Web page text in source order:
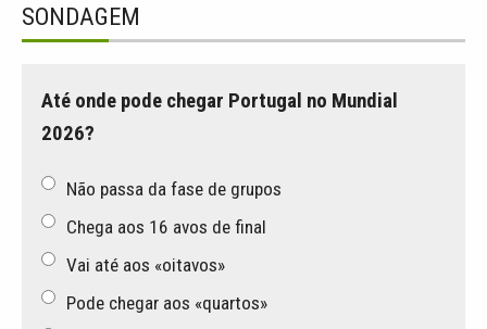
SONDAGEM
Até onde pode chegar Portugal no Mundial
2026?
Não passa da fase de grupos
Chega aos 16 avos de final
Vai até aos «oitavos»
Pode chegar aos «quartos»